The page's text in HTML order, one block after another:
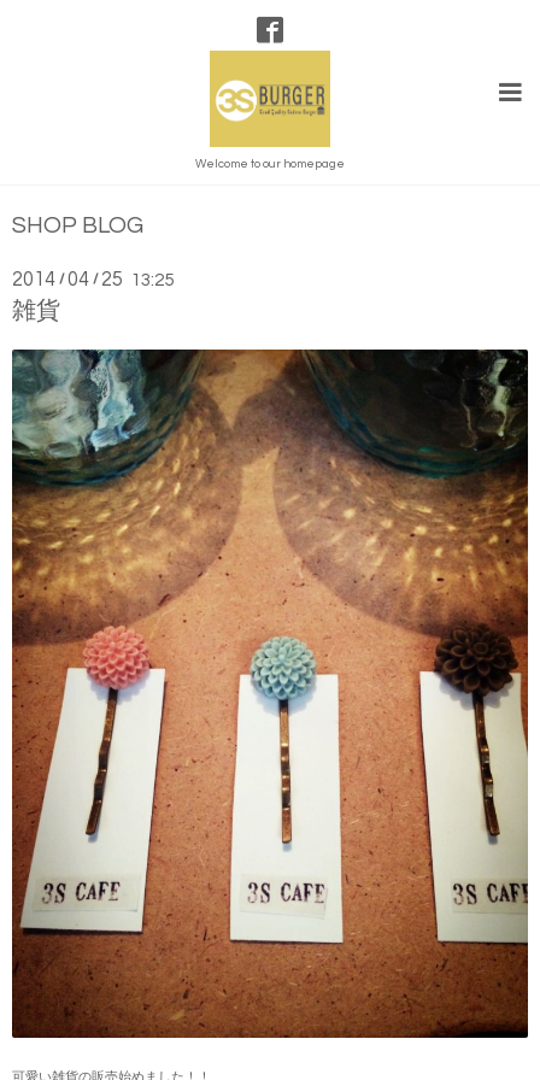
Welcome to our homepage
SHOP BLOG
2014 /04 / 25 13:25
雑貨
可愛い雑貨の販売始めました！！